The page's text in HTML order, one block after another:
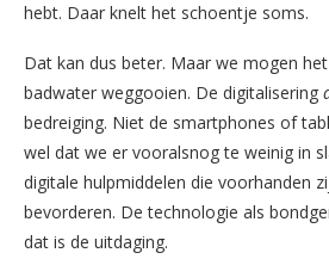
hebt. Daar knelt het schoentje soms.
Dat kan dus beter. Maar we mogen
badwater weggooien. De digitalisering
bedreiging. Niet de smartphones of
wel dat we er vooralsnog te weinig in
digitale hulpmiddelen die voorhanden
bevorderen. De technologie als
dat is de uitdaging.